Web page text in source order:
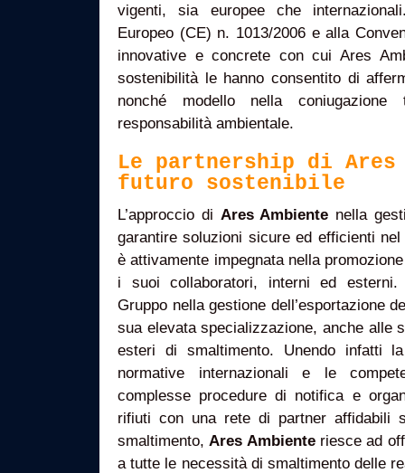
vigenti, sia europee che
Europeo (CE) n. 1013/2006 e alla
innovative e concrete con cui Ares
sostenibilità le hanno consentito di
nonché modello nella
responsabilità ambientale.
Le partnership di Ares
futuro sostenibile
L’approccio di Ares Ambiente nella
garantire soluzioni sicure ed efficienti nel
è attivamente impegnata nella
i suoi collaboratori, interni ed esterni.
Gruppo nella gestione dell’esportazione
sua elevata specializzazione, anche alle
esteri di smaltimento. Unendo infatti
normative internazionali e le
complesse procedure di notifica e
rifiuti con una rete di partner affidabili
smaltimento,Ares Ambienteriesce ad
a tutte le necessità di smaltimento delle